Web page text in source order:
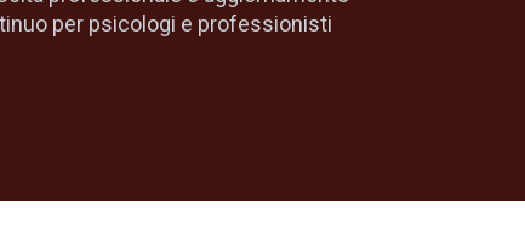
per psicologi e professionisti